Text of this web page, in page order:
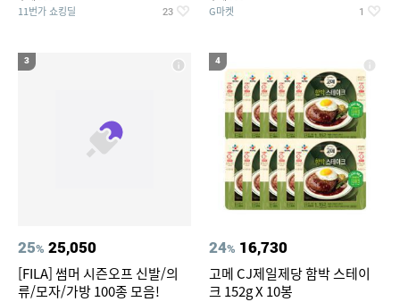
11번가 쇼킹딜 23 G마켓 1
3
25% 25,050
[FILA] 썸머 시즌오프 신발/의
류/모자/가방 100종 모음!
4
24% 16,730
고메 CJ제일제당 함박 스테이
크 152g X 10봉